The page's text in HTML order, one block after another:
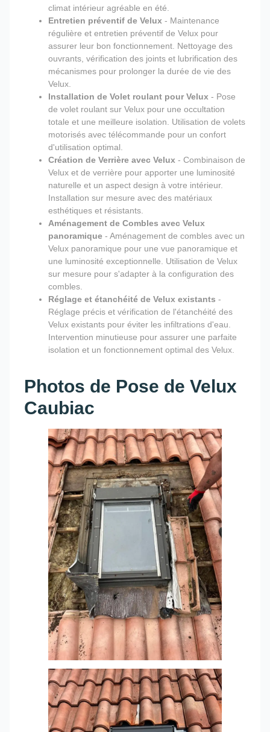
climat intérieur agréable en été.
Entretien préventif de Velux - Maintenance
régulière et entretien préventif de Velux pour
assurer leur bon fonctionnement. Nettoyage des
ouvrants, vérification des joints et lubrification des
mécanismes pour prolonger la durée de vie des
Velux.
Installation de Volet roulant pour Velux - Pose
de volet roulant sur Velux pour une occultation
totale et une meilleure isolation. Utilisation de volets
motorisés avec télécommande pour un confort
d'utilisation optimal.
Création de Verrière avec Velux - Combinaison de
Velux et de verrière pour apporter une luminosité
naturelle et un aspect design à votre intérieur.
Installation sur mesure avec des matériaux
esthétiques et résistants.
Aménagement de Combles avec Velux
panoramique - Aménagement de combles avec un
Velux panoramique pour une vue panoramique et
une luminosité exceptionnelle. Utilisation de Velux
sur mesure pour s'adapter à la configuration des
combles.
Réglage et étanchéité de Velux existants -
Réglage précis et vérification de l'étanchéité des
Velux existants pour éviter les infiltrations d'eau.
Intervention minutieuse pour assurer une parfaite
isolation et un fonctionnement optimal des Velux.
Photos de Pose de Velux
Caubiac